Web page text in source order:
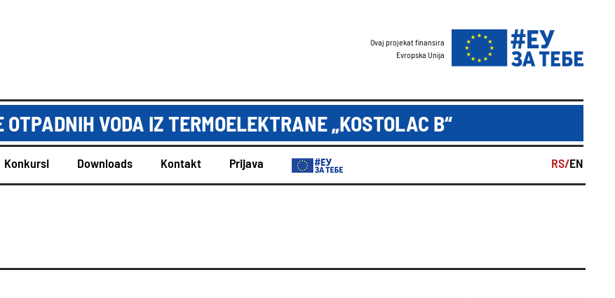
Ovaj projekat finansira
Evropska Unija
VODA IZ TERMOELEKTRANE „KOSTOLAC B“
Konkursi Downloads Kontakt Prijava RS/EN